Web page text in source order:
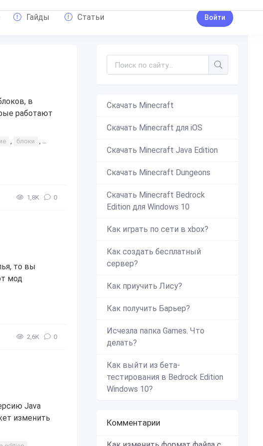
Гайды Статьи Войти
в
работают
, блоки , блоков
1,8К 0
то вы
мод
блоки , майнкрафт подземелья
2,6К 0
Java
изменить
Скачать Minecraft
Скачать Minecraft для iOS
Скачать Minecraft Java Edition
Скачать Minecraft Dungeons
Скачать Minecraft Bedrock
Edition для Windows 10
Как играть по сети в xbox?
Как создать бесплатный
сервер?
Как приучить Лису?
Как получить Барьер?
Исчезла папка Games. Что
делать?
Как выйти из бета-
тестирования в Bedrock Edition
Windows 10?
Комментарии